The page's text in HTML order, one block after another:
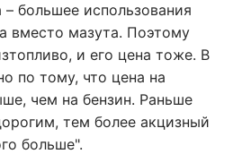
большее использования
вместо мазута. Поэтому
и его цена тоже. В
по тому, что цена на
чем на бензин. Раньше
тем более акцизный
больше".